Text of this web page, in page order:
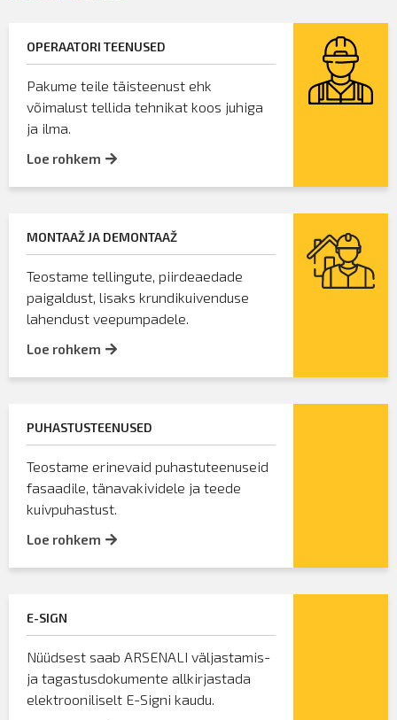
OPERAATORI TEENUSED
Pakume teile täisteenust ehk
võimalust tellida tehnikat koos juhiga
ja ilma.
Loe rohkem
MONTAAŽ JA DEMONTAAŽ
Teostame tellingute, piirdeaedade
paigaldust, lisaks krundikuivenduse
lahendust veepumpadele.
Loe rohkem
PUHASTUSTEENUSED
Teostame erinevaid puhastuteenuseid
fasaadile, tänavakividele ja teede
kuivpuhastust.
Loe rohkem
E-SIGN
Nüüdsest saab ARSENALI väljastamis-
ja tagastusdokumente allkirjastada
elektrooniliselt E-Signi kaudu.